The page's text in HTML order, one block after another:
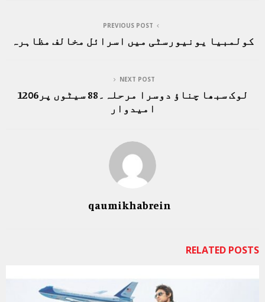
PREVIOUS POST
کولمبیا یونیورسٹی میں اسرائل مخالف مظاہرہ
NEXT POST
لوک سبھا چناؤ دوسرا مرحلہ۔88 سیٹوں پر1206
امیدوار
qaumikhabrein
RELATED POSTS